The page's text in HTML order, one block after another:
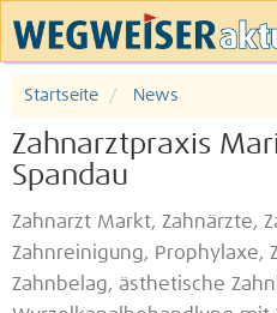
Startseite News
Zahnarztpraxis
Spandau
Zahnarzt Markt, Zahnärzte,
Zahnreinigung, Prophylaxe,
Zahnbelag, ästhetische